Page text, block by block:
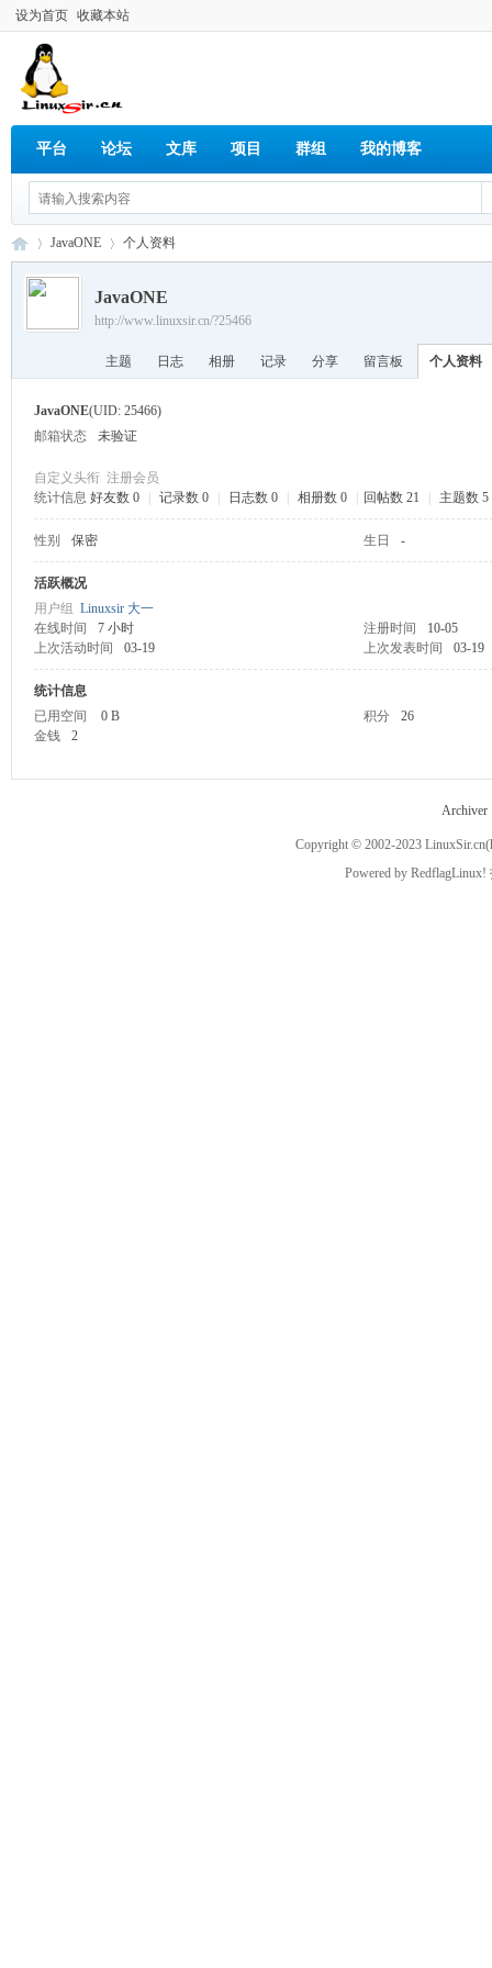
设为首页 收藏本站
平台 论坛 文库 项目 群组 我的博客
Sir.
JavaONE 个人资料
JavaONE
http://www.linuxsir.cn/?25466
主题 日志 相册 记录 分享 留言板 个人资料
JavaONE(UID: 25466)
邮箱状态
未验证
自定义头衔 注册会员
统计信息 好友数 0 记录数 0 日志数 0 相册数 0 回帖数 21 主题数 5
性别 保密 生日 -
活跃概况
用户组 Linuxsir 大一
在线时间
7 小时 注册时间
10-05
上次活动时间
03-19 上次发表时间 03-19
统计信息
已用空间
0 B 积分
26
金钱
2
Archiver
Copyright © 2002-2023 LinuxSir.cn
Powered by RedflagLinux!